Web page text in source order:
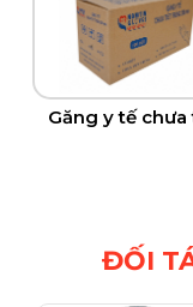
Găng y tế chưa
ĐỐI